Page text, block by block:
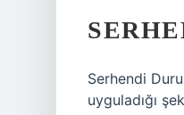
Serhendi
uyguladığı